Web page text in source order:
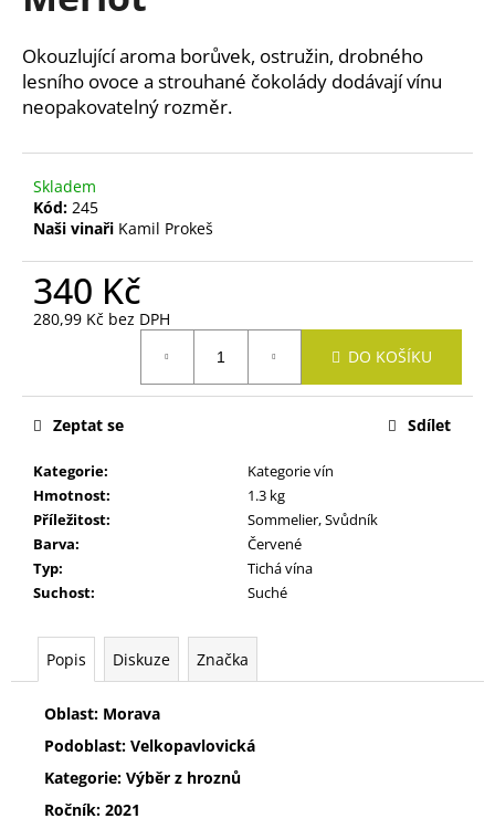
z
5
hvězdiček.
Okouzlující aroma borůvek, ostružin, drobného
lesního ovoce a strouhané čokolády dodávají vínu
neopakovatelný rozměr.
Skladem
Kód: 245
Naši vinaři Kamil Prokeš
340 Kč
280,99 Kč bez DPH
DO KOŠÍKU
Kategorie:
Kategorie vín
Hmotnost:
1.3 kg
Příležitost:
Sommelier, Svůdník
Barva:
Červené
Typ:
Tichá vína
Suchost: Suché
Zeptat se Sdílet
Popis Diskuze Značka
Oblast: Morava
Podoblast: Velkopavlovická
Kategorie: Výběr z hroznů
Ročník: 2021
j
í
t
?
p
o
u
u
e
m
SYLVÁNSKÉ
ZELENÉ